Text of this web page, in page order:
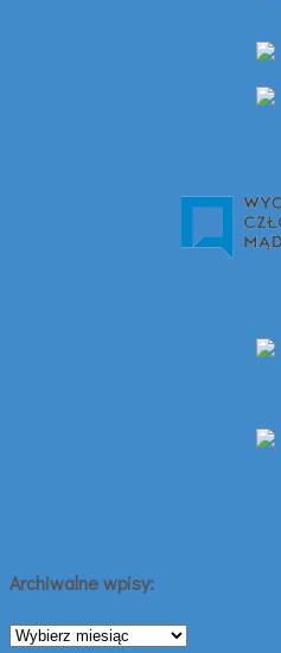
Archiwalne wpisy:
Archiwalne